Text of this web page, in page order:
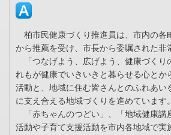
柏市民健康づくり推進員は、市内の各
から推薦を受け、市長から委嘱された非
「つなげよう、広げよう、健康づくり
れもが健康でいきいきと暮らせる心と
活動と、地域に住む皆さんとのふれあい
に支え合える地域づくりを進めています。
「赤ちゃんのつどい」、「地域健康講
活動や子育て支援活動を市内各地域で実